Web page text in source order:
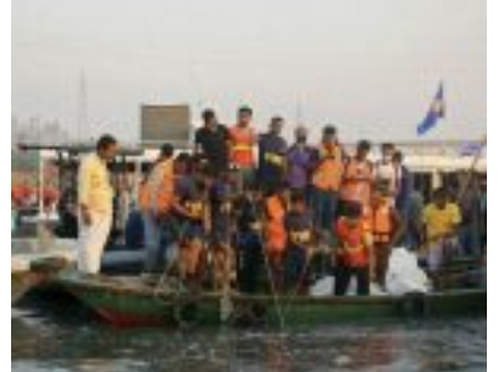
कपिलवस्तु नगरपालिकाका पूर्वमेयर किरण सिंह गोरुसिङ्गे
जंगलमा मृत अवस्थामा फेला,